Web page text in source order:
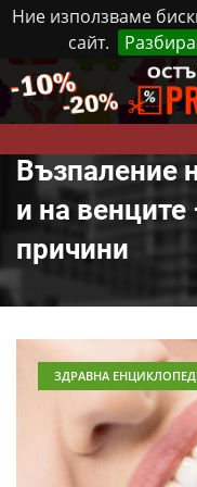
Ние използваме
сайт.
Петък, 7
Възпаление
и на
причини
ЗДРАВНА